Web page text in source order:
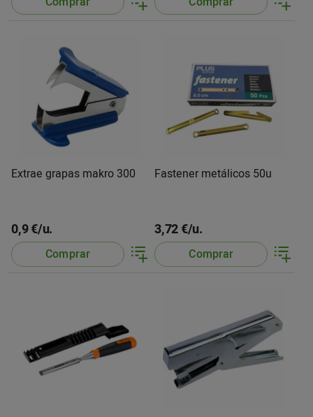
Extrae grapas makro 300
0,9 €/u.
Comprar
Fastener metálicos 50u
3,72 €/u.
Comprar